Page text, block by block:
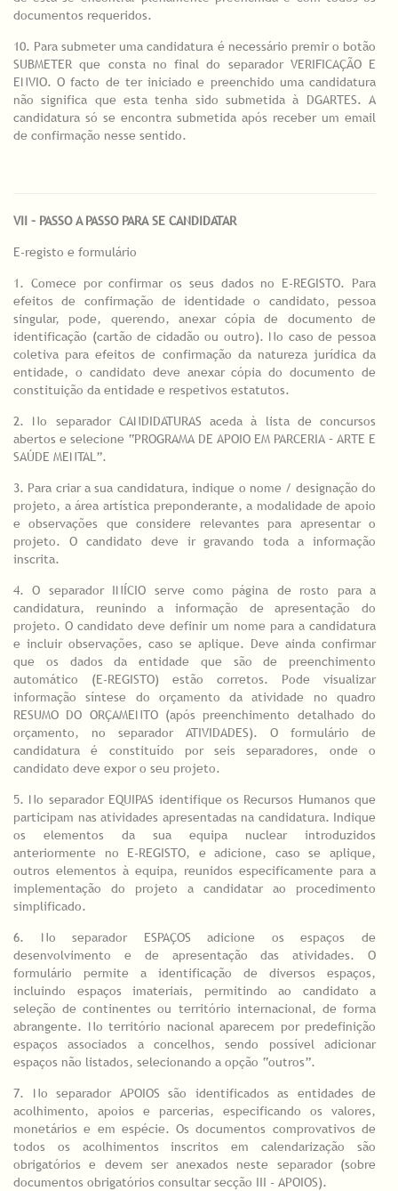
documentos requeridos.
10. Para submeter uma candidatura é necessário premir o botão
SUBMETER que consta no final do separador VERIFICAÇÃO E
ENVIO. O facto de ter iniciado e preenchido uma candidatura
não significa que esta tenha sido submetida à DGARTES. A
candidatura só se encontra submetida após receber um email
de confirmação nesse sentido.
VII – PASSO A PASSO PARA SE CANDIDATAR
E-registo e formulário
1. Comece por confirmar os seus dados no E-REGISTO. Para
efeitos de confirmação de identidade o candidato, pessoa
singular, pode, querendo, anexar cópia de documento de
identificação (cartão de cidadão ou outro). No caso de pessoa
coletiva para efeitos de confirmação da natureza jurídica da
entidade, o candidato deve anexar cópia do documento de
constituição da entidade e respetivos estatutos.
2. No separador CANDIDATURAS aceda à lista de concursos
abertos e selecione “PROGRAMA DE APOIO EM PARCERIA – ARTE E
SAÚDE MENTAL”.
3. Para criar a sua candidatura, indique o nome / designação do
projeto, a área artística preponderante, a modalidade de apoio
e observações que considere relevantes para apresentar o
projeto. O candidato deve ir gravando toda a informação
inscrita.
4. O separador INÍCIO serve como página de rosto para a
candidatura, reunindo a informação de apresentação do
projeto. O candidato deve definir um nome para a candidatura
e incluir observações, caso se aplique. Deve ainda confirmar
que os dados da entidade que são de preenchimento
automático (E-REGISTO) estão corretos. Pode visualizar
informação síntese do orçamento da atividade no quadro
RESUMO DO ORÇAMENTO (após preenchimento detalhado do
orçamento, no separador ATIVIDADES). O formulário de
candidatura é constituído por seis separadores, onde o
candidato deve expor o seu projeto.
5. No separador EQUIPAS identifique os Recursos Humanos que
participam nas atividades apresentadas na candidatura. Indique
os elementos da sua equipa nuclear introduzidos
anteriormente no E-REGISTO, e adicione, caso se aplique,
outros elementos à equipa, reunidos especificamente para a
implementação do projeto a candidatar ao procedimento
simplificado.
6. No separador ESPAÇOS adicione os espaços de
desenvolvimento e de apresentação das atividades. O
formulário permite a identificação de diversos espaços,
incluindo espaços imateriais, permitindo ao candidato a
seleção de continentes ou território internacional, de forma
abrangente. No território nacional aparecem por predefinição
espaços associados a concelhos, sendo possível adicionar
espaços não listados, selecionando a opção “outros”.
7. No separador APOIOS são identificados as entidades de
acolhimento, apoios e parcerias, especificando os valores,
monetários e em espécie. Os documentos comprovativos de
todos os acolhimentos inscritos em calendarização são
obrigatórios e devem ser anexados neste separador (sobre
documentos obrigatórios consultar secção III - APOIOS).